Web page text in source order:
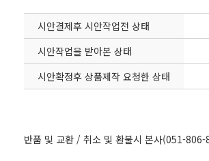
시안결제후 시안작업전 상태
시안작업을 받아본 상태
시안확정후 상품제작 요청한 상태
반품 및 교환 / 취소 및 환불시 본사(051-